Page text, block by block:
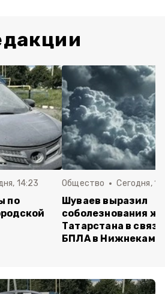
14:23
по
Общество Сегодня,
Шуваев выразил
соболезнования
Татарстана в
БПЛА в